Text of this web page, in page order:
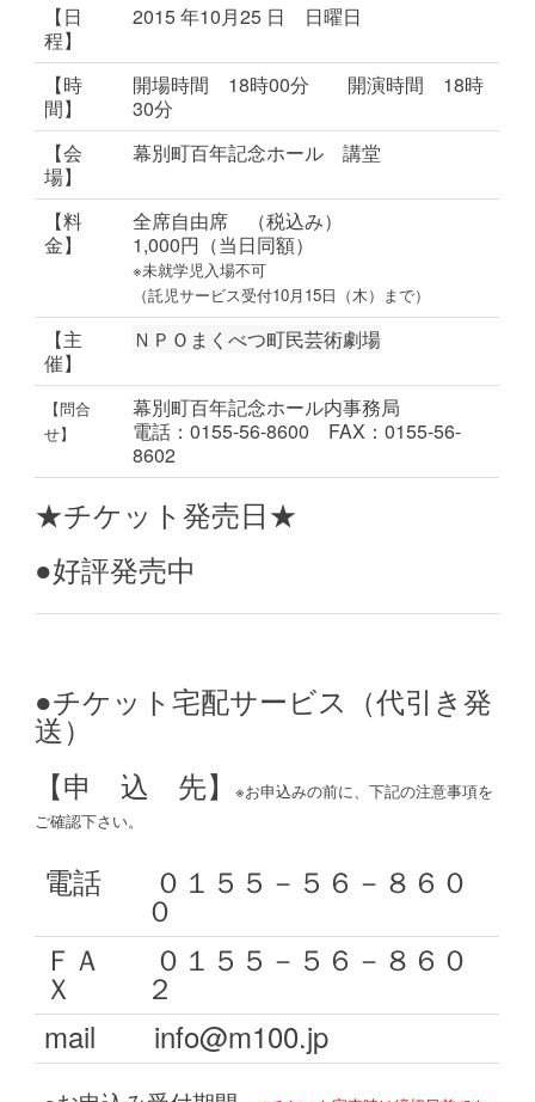
【日
程】
2015 年10月25 日 日曜日
【時
間】
開場時間 18時00分 開演時間 18時
30分
【会
場】
幕別町百年記念ホール 講堂
【料
金】
全席自由席 （税込み）
1,000円（当日同額）
※未就学児入場不可
（託児サービス受付10月15日（木）まで）
【主
催】
ＮＰＯまくべつ町民芸術劇場
【問合
せ】
幕別町百年記念ホール内事務局
電話：0155-56-8600 FAX：0155-56-
8602
★チケット発売日★
●好評発売中
●チケット宅配サービス（代引き発
送）
【申 込 先】※お申込みの前に、下記の注意事項を
ご確認下さい。
電話 ０１５５－５６－８６０
０
ＦＡ
Ｘ
０１５５－５６－８６０
２
mail
info@m100.jp